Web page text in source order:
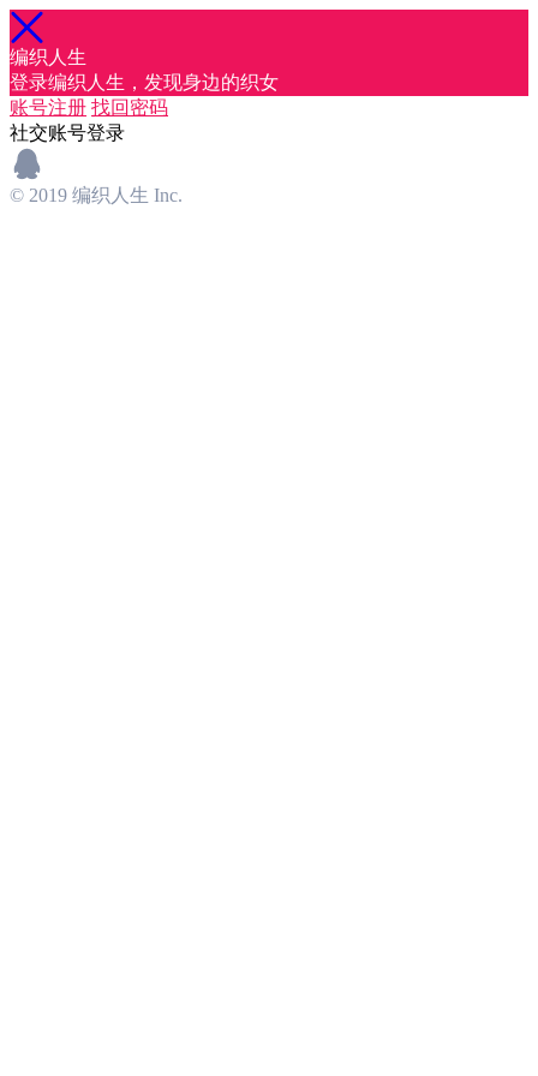
编织人生
登录编织人生，发现身边的织女
账号注册 找回密码
社交账号登录
© 2019 编织人生 Inc.